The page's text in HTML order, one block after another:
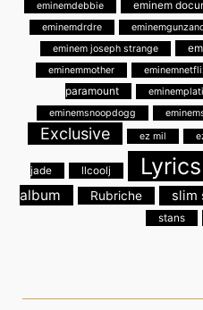
eminemdebbie eminem
eminemdrdre
eminem joseph strange
eminemmother
paramount
eminemsnoopdogg
Exclusive ez mil
jade llcoolj Lyrics
album
Rubriche slim
stans